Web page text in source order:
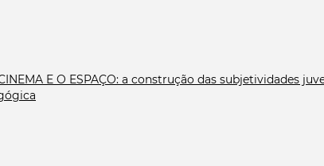
E O ESPAÇO: a construção das subjetividades